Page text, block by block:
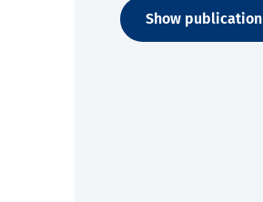
Show publication